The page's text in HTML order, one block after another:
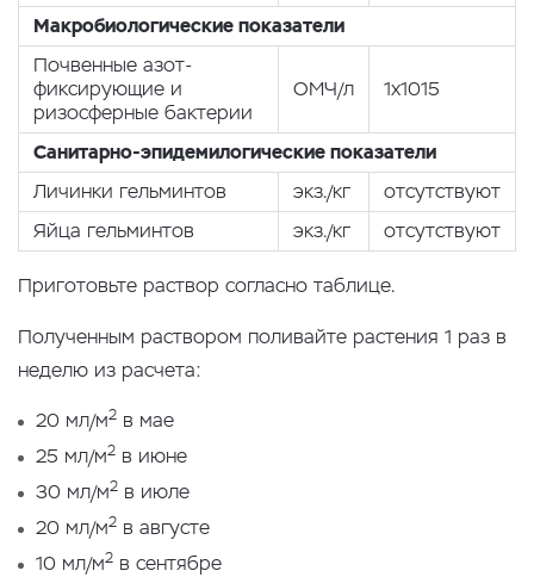
Макробиологические показатели
Почвенные азот-
фиксирующие и
ризосферные бактерии
ОМЧ/л 1х1015
Санитарно-эпидемилогические показатели
Личинки гельминтов
экз./кг
отсутствуют
Яйца гельминтов
экз./кг отсутствуют
Приготовьте раствор согласно таблице.
Полученным раствором поливайте растения 1 раз в
неделю из расчета:
20 мл/м2 в мае
25 мл/м2 в июне
30 мл/м2 в июле
20 мл/м2 в августе
10 мл/м2 в сентябре